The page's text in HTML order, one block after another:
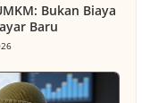
Bukan Biaya
Baru